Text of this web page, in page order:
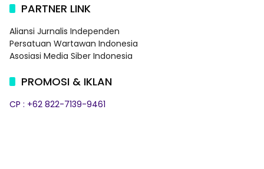
PARTNER LINK
Aliansi Jurnalis Independen
Persatuan Wartawan Indonesia
Asosiasi Media Siber Indonesia
PROMOSI & IKLAN
CP : +62 822-7139-9461